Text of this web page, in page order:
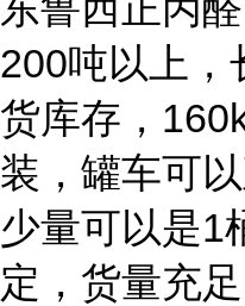
200吨以上，
货库存，
装，罐车可
少量可以是1
定，货量充